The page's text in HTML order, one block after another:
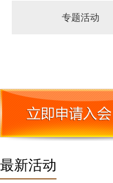
专题活动
最新活动